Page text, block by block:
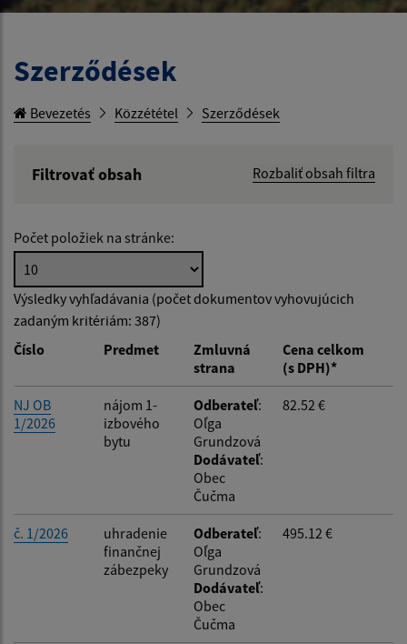
Szerződések
Bevezetés Közzététel Szerződések
Filtrovať obsah
Rozbaliť obsah filtra
Hľadať v:
Typ dátumu:
Dátum od:
Suma od:
Typ:
Počet položiek na stránke:
Výsledky vyhľadávania (počet dokumentov vyhovujúcich
zadaným kritériám: 387)
Číslo
Predmet
Zmluvná
strana
Cena celkom
(s DPH)*
NJ OB
1/2026
nájom 1-
izbového
bytu
Odberateľ:
Oľga
Grundzová
Dodávateľ:
Obec
Čučma
82.52 €
č. 1/2026
uhradenie
finančnej
zábezpeky
Odberateľ:
Oľga
Grundzová
Dodávateľ:
Obec
Čučma
495.12 €